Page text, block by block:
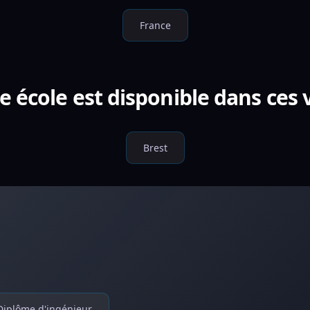
France
école est disponible dans ces
Brest